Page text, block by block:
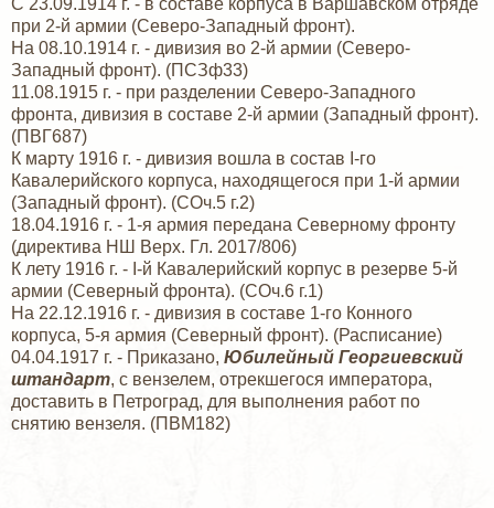
С 23.09.1914 г. - в составе корпуса в Варшавском отряде
при 2-й армии (Северо-Западный фронт).
На 08.10.1914 г. - дивизия во 2-й армии (Северо-
Западный фронт). (ПСЗф33)
11.08.1915 г. - при разделении Северо-Западного
фронта, дивизия в составе 2-й армии (Западный фронт).
(ПВГ687)
К марту 1916 г. - дивизия вошла в состав I-го
Кавалерийского корпуса, находящегося при 1-й армии
(Западный фронт). (СОч.5 г.2)
18.04.1916 г. - 1-я армия передана Северному фронту
(директива НШ Верх. Гл. 2017/806)
К лету 1916 г. - I-й Кавалерийский корпус в резерве 5-й
армии (Северный фронта). (СОч.6 г.1)
На 22.12.1916 г. - дивизия в составе 1-го Конного
корпуса, 5-я армия (Северный фронт). (Расписание)
04.04.1917 г. - Приказано, Юбилейный Георгиевский
штандарт, с вензелем, отрекшегося императора,
доставить в Петроград, для выполнения работ по
снятию вензеля. (ПВМ182)